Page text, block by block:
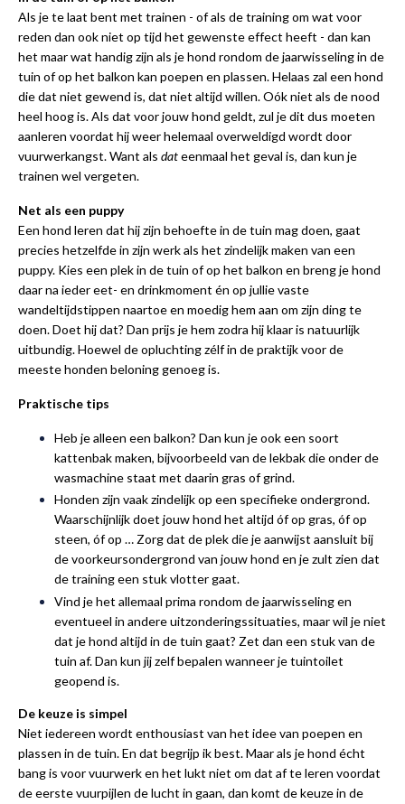
Als je te laat bent met trainen - of als de training om wat voor
reden dan ook niet op tijd het gewenste effect heeft - dan kan
het maar wat handig zijn als je hond rondom de jaarwisseling in de
tuin of op het balkon kan poepen en plassen. Helaas zal een hond
die dat niet gewend is, dat niet altijd willen. Oók niet als de nood
heel hoog is. Als dat voor jouw hond geldt, zul je dit dus moeten
aanleren voordat hij weer helemaal overweldigd wordt door
vuurwerkangst. Want als dateenmaal het geval is, dan kun je
trainen wel vergeten.
Net als een puppy
Een hond leren dat hij zijn behoefte in de tuin mag doen, gaat
precies hetzelfde in zijn werk als het zindelijk maken van een
puppy. Kies een plek in de tuin of op het balkon en breng je hond
daar na ieder eet- en drinkmoment én op jullie vaste
wandeltijdstippen naartoe en moedig hem aan om zijn ding te
doen. Doet hij dat? Dan prijs je hem zodra hij klaar is natuurlijk
uitbundig. Hoewel de opluchting zélf in de praktijk voor de
meeste honden beloning genoeg is.
Praktische tips
Heb je alleen een balkon? Dan kun je ook een soort
kattenbak maken, bijvoorbeeld van de lekbak die onder de
wasmachine staat met daarin gras of grind.
Honden zijn vaak zindelijk op een specifieke ondergrond.
Waarschijnlijk doet jouw hond het altijd óf op gras, óf op
steen, óf op … Zorg dat de plek die je aanwijst aansluit bij
de voorkeursondergrond van jouw hond en je zult zien dat
de training een stuk vlotter gaat.
Vind je het allemaal prima rondom de jaarwisseling en
eventueel in andere uitzonderingssituaties, maar wil je niet
dat je hond altijd in de tuin gaat? Zet dan een stuk van de
tuin af. Dan kun jij zelf bepalen wanneer je tuintoilet
geopend is.
De keuze is simpel
Niet iedereen wordt enthousiast van het idee van poepen en
plassen in de tuin. En dat begrijp ik best. Maar als je hond écht
bang is voor vuurwerk en het lukt niet om dat af te leren voordat
de eerste vuurpijlen de lucht in gaan, dan komt de keuze in de